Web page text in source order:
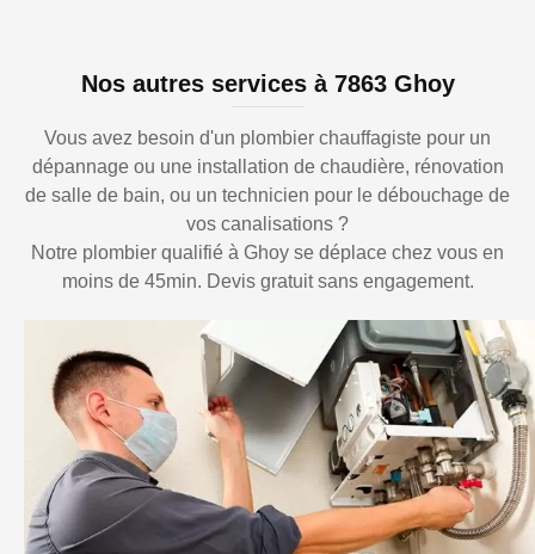
Nos autres services à 7863 Ghoy
Vous avez besoin d'un plombier chauffagiste pour un
dépannage ou une installation de chaudière, rénovation
de salle de bain, ou un technicien pour le débouchage de
vos canalisations ?
Notre plombier qualifié à Ghoy se déplace chez vous en
moins de 45min. Devis gratuit sans engagement.